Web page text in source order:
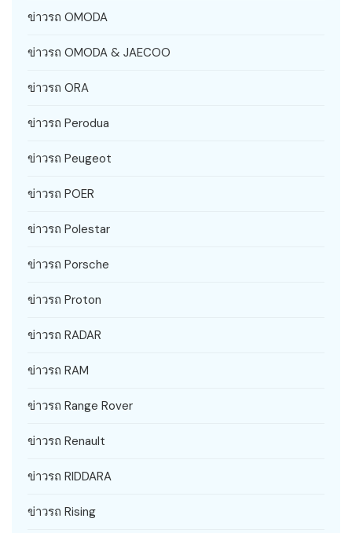
ข่าวรถ OMODA
ข่าวรถ OMODA & JAECOO
ข่าวรถ ORA
ข่าวรถ Perodua
ข่าวรถ Peugeot
ข่าวรถ POER
ข่าวรถ Polestar
ข่าวรถ Porsche
ข่าวรถ Proton
ข่าวรถ RADAR
ข่าวรถ RAM
ข่าวรถ Range Rover
ข่าวรถ Renault
ข่าวรถ RIDDARA
ข่าวรถ Rising